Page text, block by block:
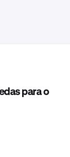
para o